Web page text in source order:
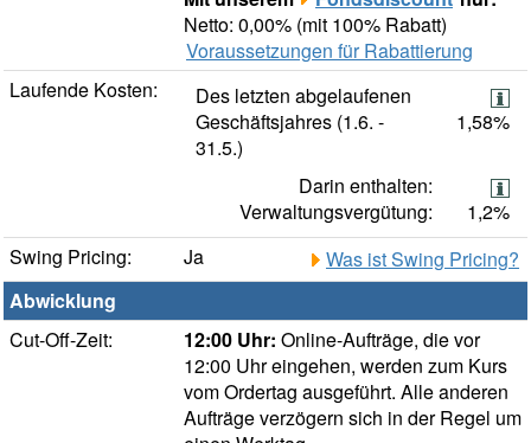
Netto: 0,00% (mit 100% Rabatt)
Voraussetzungen für Rabattierung
Laufende Kosten:
Des letzten abgelaufenen
Geschäftsjahres (1.6. -
31.5.)
1,58%
Darin enthalten:
Verwaltungsvergütung:
1,2%
Swing Pricing:
Ja
Was ist Swing Pricing?
Abwicklung
Cut-Off-Zeit:
12:00 Uhr: Online-Aufträge, die vor
12:00 Uhr eingehen, werden zum Kurs
vom Ordertag ausgeführt. Alle anderen
Aufträge verzögern sich in der Regel um